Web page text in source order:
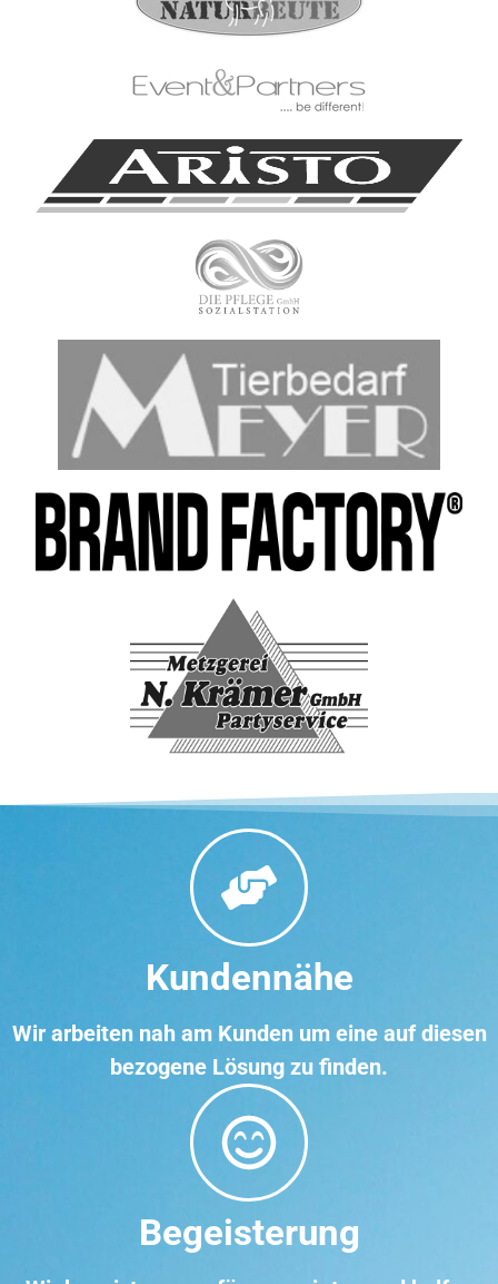
Kundennähe
Wir arbeiten nah am Kunden um eine auf diesen
bezogene Lösung zu finden.
Begeisterung